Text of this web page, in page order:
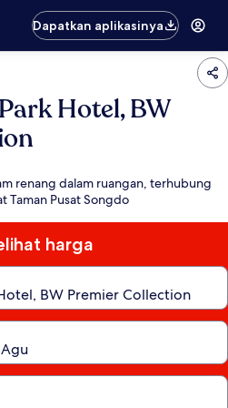
Dapatkan aplikasinya
Hotel, BW
renang dalam ruangan, terhubung
Taman Pusat Songdo
harga